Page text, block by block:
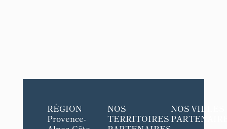
RÉGION
Provence-
NOS
TERRITOIRES
NOS VILLES